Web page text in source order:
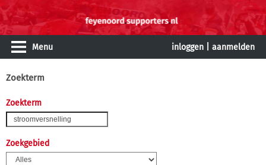
Menu inloggen aanmelden
Zoekterm
Zoekterm
Zoekgebied